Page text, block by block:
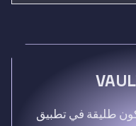
طليقة في تطبيق